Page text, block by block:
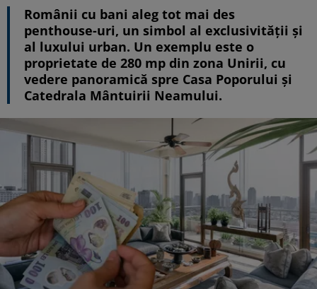
Românii cu bani aleg tot mai des
penthouse-uri, un simbol al exclusivității și
al luxului urban. Un exemplu este o
proprietate de 280 mp din zona Unirii, cu
vedere panoramică spre Casa Poporului și
Catedrala Mântuirii Neamului.